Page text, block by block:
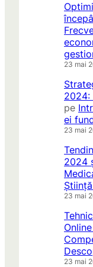
23 mai
2024:
pe
ei
23 mai
2024
23 mai
23 mai